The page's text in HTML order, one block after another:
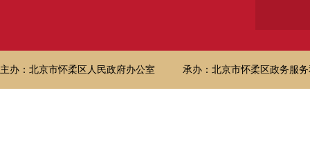
主办：北京市怀柔区人民政府办公室 承办：北京市怀柔区政务服